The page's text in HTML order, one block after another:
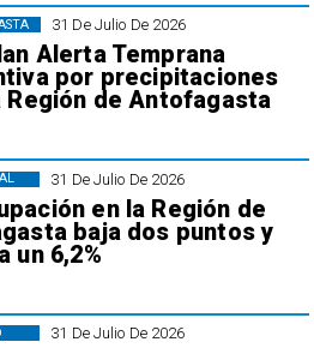
31 De Julio De 2026
Alerta Temprana
por precipitaciones
Región de Antofagasta
31 De Julio De 2026
en la Región de
baja dos puntos y
un 6,2%
31 De Julio De 2026